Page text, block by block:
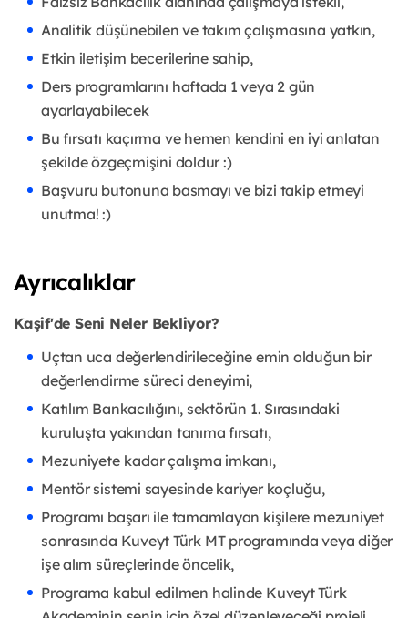
Analitik düşünebilen ve takım çalışmasına yatkın,
Etkin iletişim becerilerine sahip,
Ders programlarını haftada 1 veya 2 gün
ayarlayabilecek
Bu fırsatı kaçırma ve hemen kendini en iyi anlatan
şekilde özgeçmişini doldur :)
Başvuru butonuna basmayı ve bizi takip etmeyi
unutma! :)
Ayrıcalıklar
Kaşif'de Seni Neler Bekliyor?
Uçtan uca değerlendirileceğine emin olduğun bir
değerlendirme süreci deneyimi,
Katılım Bankacılığını, sektörün 1. Sırasındaki
kuruluşta yakından tanıma fırsatı,
Mezuniyete kadar çalışma imkanı,
Mentör sistemi sayesinde kariyer koçluğu,
Programı başarı ile tamamlayan kişilere mezuniyet
sonrasında Kuveyt Türk MT programında veya diğer
işe alım süreçlerinde öncelik,
Programa kabul edilmen halinde Kuveyt Türk